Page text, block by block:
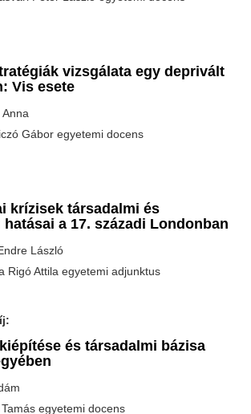
vizsgálata egy deprivált
Vis esete
Gábor egyetemi docens
krízisek társadalmi és
a 17. századi Londonban
László
Rigó Attila egyetemi adjunktus
és társadalmi bázisa
egyetemi docens